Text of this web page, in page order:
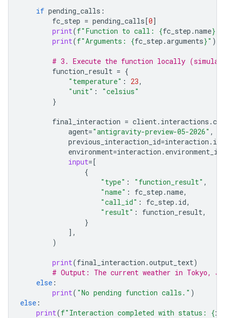
if pending_calls :
fc_step = pending_calls[0]
print(f"Function to call: {fc_step .name}
print(f"Arguments: {fc_step .arguments}" )
# 3. Execute the function locally
function_result = {
"temperature" : 23,
"unit" :
"celsius"
}
final_interaction = client. interactions .
agent="antigravity-preview-05-2026" ,
previous_interaction_id=interaction . id
environment=interaction . environment_id
input=[
{
"type" : "function_result" ,
"name" : fc_step .name,
"call_id" : fc_step . id,
"result" : function_result,
}
],
)
print(final_interaction .output_text)
# Output: The current weather in Tokyo,
else :
print( "No pending function calls." )
else :
print(f"Interaction completed with status: {